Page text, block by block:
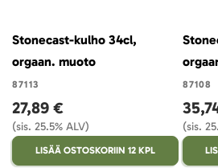
Stonecast-kulho 34cl,
orgaan. muoto
87113
27,89 €
(sis. 25.5% ALV)
LISÄÄ OSTOSKORIIN 12 KPL
87108
(sis.